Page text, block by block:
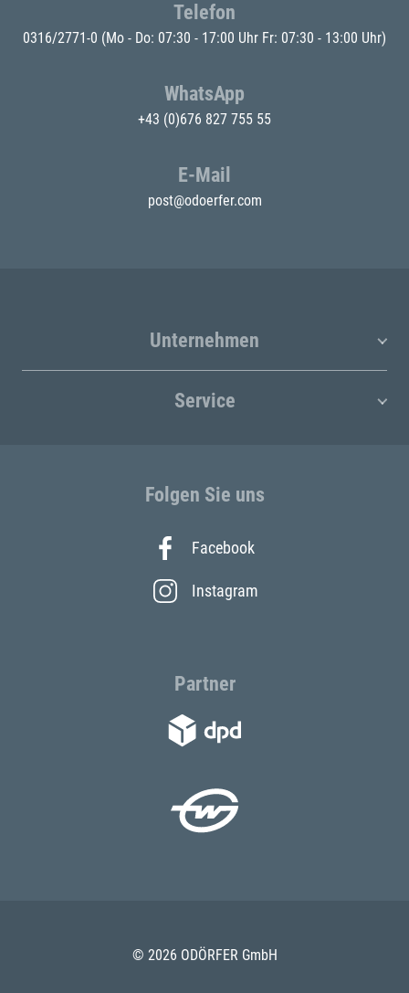
Telefon
0316/2771-0 (Mo - Do: 07:30 - 17:00 Uhr Fr: 07:30 - 13:00 Uhr)
WhatsApp
+43 (0)676 827 755 55
E-Mail
post@odoerfer.com
Unternehmen
Service
Folgen Sie uns
Facebook
Instagram
Partner
© 2026 ODÖRFER GmbH